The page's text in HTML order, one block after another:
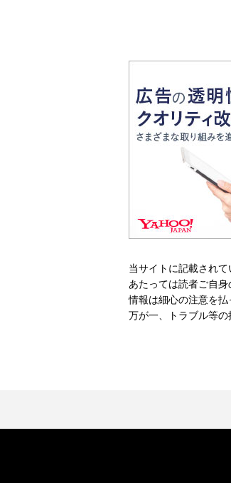
当サイトに記載され
あたっては読者ご自
情報は細心の注意を払
万が一、トラブル等の